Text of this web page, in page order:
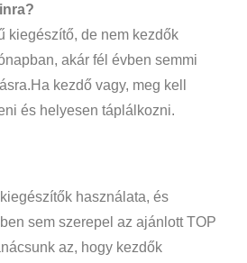
kiegészítő, de nem kezdők
akár fél évben semmi
kezdő vagy, meg kell
és helyesen táplálkozni.
használata, és
sem szerepel az ajánlott TOP
az, hogy kezdők